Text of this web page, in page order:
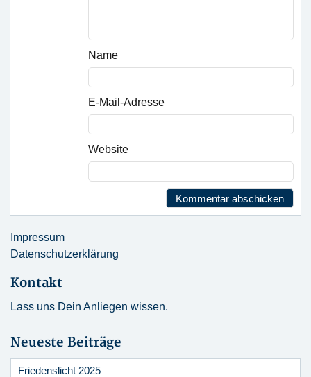
Name
E-Mail-Adresse
Website
Impressum
Datenschutzerklärung
Kontakt
Lass uns Dein Anliegen wissen.
Neueste Beiträge
Friedenslicht 2025